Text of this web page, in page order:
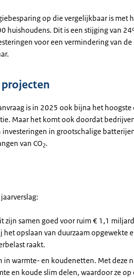
op die vergelijkbaar is met
huishoudens. Dit is een stijging van
voor een vermindering van de
is in 2025 ook bijna het hoogste
Maar het komt ook doordat
in grootschalige
van CO2.
samen goed voor ruim € 1,1
opslaan van duurzaam opgewekte
raakt.
in warmte- en koudenetten. Met deze
en koude slim delen, waardoor ze op